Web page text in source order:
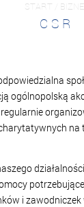
START /
CSR
ogólnopolską
regularnie
na
i